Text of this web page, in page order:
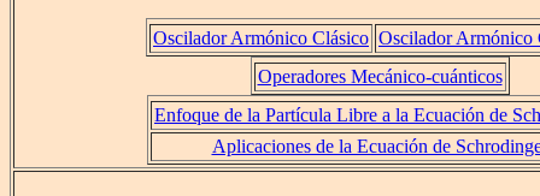
Oscilador Armónico Clásico Oscilador Armónico
Operadores Mecánico-cuánticos
Enfoque de la Partícula Libre a la Ecuación de
Aplicaciones de la Ecuación de